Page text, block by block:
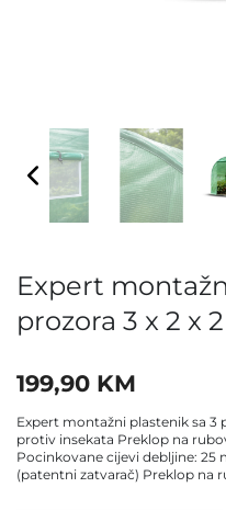
Expert
prozora 3 x 2 x
199,90 KM
Expert montažni plastenik sa 3
protiv insekata Preklop na
Pocinkovane cijevi debljine: 25
(patentni zatvarač) Preklop na